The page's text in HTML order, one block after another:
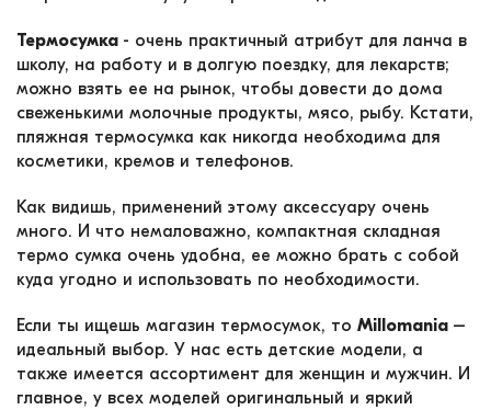
Термосумка - очень практичный атрибут для ланча в
школу, на работу и в долгую поездку, для лекарств;
можно взять ее на рынок, чтобы довести до дома
свеженькими молочные продукты, мясо, рыбу. Кстати,
пляжная термосумка как никогда необходима для
косметики, кремов и телефонов.
Как видишь, применений этому аксессуару очень
много. И что немаловажно, компактная складная
термо сумка очень удобна, ее можно брать с собой
куда угодно и использовать по необходимости.
Если ты ищешь магазин термосумок, то Millomania –
идеальный выбор. У нас есть детские модели, а
также имеется ассортимент для женщин и мужчин. И
главное, у всех моделей оригинальный и яркий